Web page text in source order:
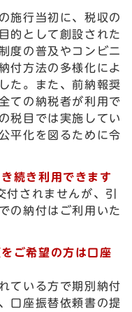
施行当初に、税収の
的として創設された
度の普及やコンビニ
付方法の多様化によ
た。また、前納報奨
ての納税者が利用で
税目では実施してい
平化を図るために令
続き利用できます
されませんが、引
の納付はご利用いた
ご希望の方は口座
ている方で期別納付
口座振替依頼書の提